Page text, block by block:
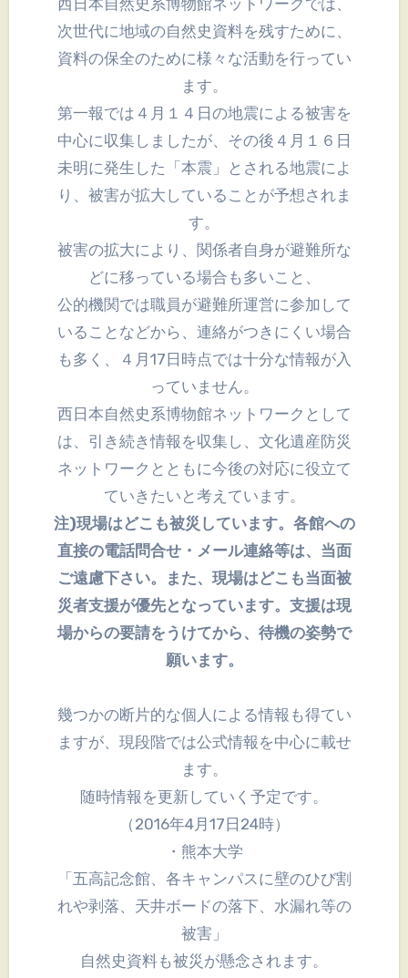
西日本自然史系博物館ネットワークでは、
次世代に地域の自然史資料を残すために、
資料の保全のために様々な活動を行ってい
ます。
第一報では４月１４日の地震による被害を
中心に収集しましたが、その後４月１６日
未明に発生した「本震」とされる地震によ
り、被害が拡大していることが予想されま
す。
被害の拡大により、関係者自身が避難所な
どに移っている場合も多いこと、
公的機関では職員が避難所運営に参加して
いることなどから、連絡がつきにくい場合
も多く、４月17日時点では十分な情報が入
っていません。
西日本自然史系博物館ネットワークとして
は、引き続き情報を収集し、文化遺産防災
ネットワークとともに今後の対応に役立て
ていきたいと考えています。
注)現場はどこも被災しています。各館への
直接の電話問合せ・メール連絡等は、当面
ご遠慮下さい。また、現場はどこも当面被
災者支援が優先となっています。支援は現
場からの要請をうけてから、待機の姿勢で
願います。
幾つかの断片的な個人による情報も得てい
ますが、現段階では公式情報を中心に載せ
ます。
随時情報を更新していく予定です。
（2016年4月17日24時）
・熊本大学
「五高記念館、各キャンパスに壁のひび割
れや剥落、天井ボードの落下、水漏れ等の
被害」
自然史資料も被災が懸念されます。